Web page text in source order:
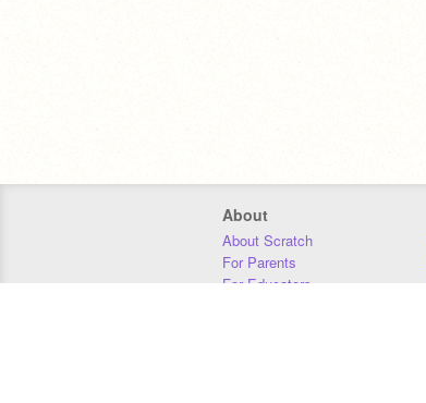
About
About Scratch
For Parents
For Educators